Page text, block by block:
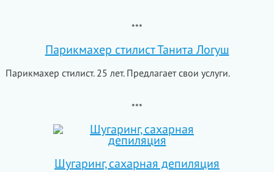
***
Парикмахер стилист Танита Логуш
Парикмахер стилист. 25 лет. Предлагает свои услуги.
***
Шугаринг, сахарная депиляция